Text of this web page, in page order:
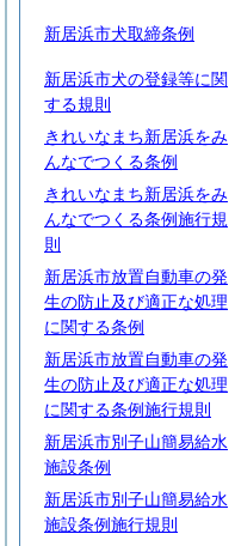
新居浜市犬取締条例
新居浜市犬の登録等に関
する規則
きれいなまち新居浜をみ
んなでつくる条例
きれいなまち新居浜をみ
んなでつくる条例施行規
則
新居浜市放置自動車の発
生の防止及び適正な処理
に関する条例
新居浜市放置自動車の発
生の防止及び適正な処理
に関する条例施行規則
新居浜市別子山簡易給水
施設条例
新居浜市別子山簡易給水
施設条例施行規則